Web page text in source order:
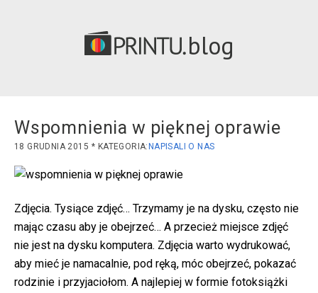
blog
Wspomnienia w pięknej oprawie
18 GRUDNIA 2015 NAPISALI O NAS
Zdjęcia. Tysiące zdjęć… Trzymamy je na dysku, często nie
mając czasu aby je obejrzeć… A przecież miejsce zdjęć
nie jest na dysku komputera. Zdjęcia warto wydrukować,
aby mieć je namacalnie, pod ręką, móc obejrzeć, pokazać
rodzinie i przyjaciołom. A najlepiej w formie fotoksiążki